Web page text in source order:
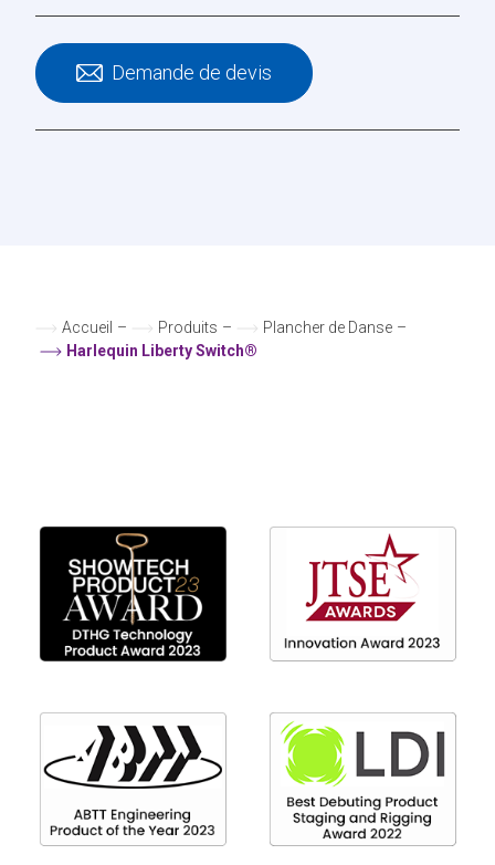
Demande de devis
Accueil – Produits – Plancher de Danse –
Harlequin Liberty Switch®